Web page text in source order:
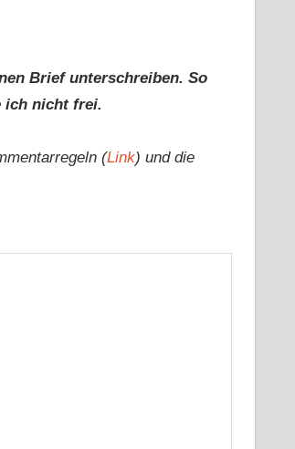
Brief unterschreiben. So
ich nicht frei.
(Link) und die